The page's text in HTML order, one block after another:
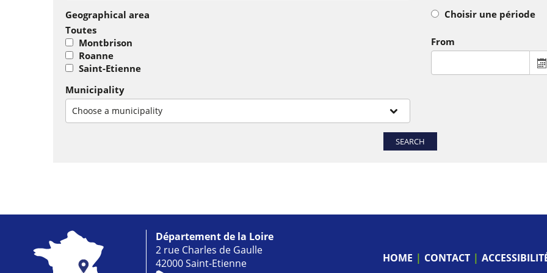
Geographical area
Toutes
Montbrison
Roanne
Saint-Etienne
Municipality
Choose a municipality
Choisir une période
From
SEARCH
Département de la Loire
2 rue Charles de Gaulle
42000 Saint-Etienne
HOME CONTACT